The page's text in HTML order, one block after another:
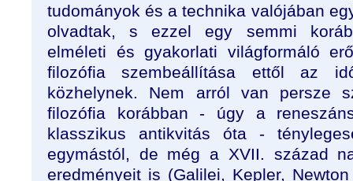
tudományok és a technika valójában
olvadtak, s ezzel egy semmi
elméleti és gyakorlati világformáló
filozófia szembeállítása ettől az
közhelynek. Nem arról van persze
filozófia korábban - úgy a
klasszikus antikvitás óta -
egymástól, de még a XVII. század
eredményeit is (Galilei, Kepler,